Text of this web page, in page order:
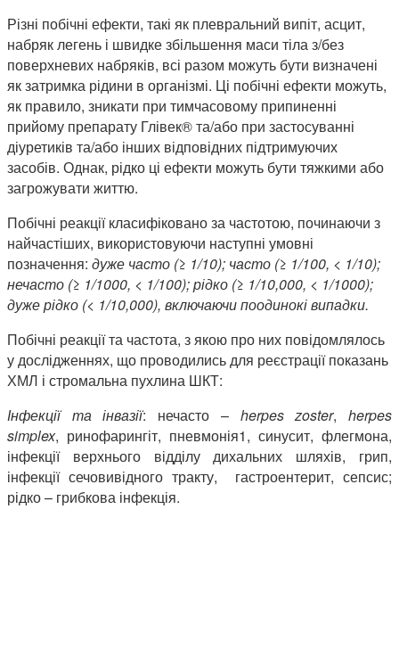
Різні побічні ефекти, такі як плевральний випіт, асцит,
набряк легень і швидке збільшення маси тіла з/без
поверхневих набряків, всі разом можуть бути визначені
як затримка рідини в організмі. Ці побічні ефекти можуть,
як правило, зникати при тимчасовому припиненні
прийому препарату Глівек® та/або при застосуванні
діуретиків та/або інших відповідних підтримуючих
засобів. Однак, рідко ці ефекти можуть бути тяжкими або
загрожувати життю.
Побічні реакції класифіковано за частотою, починаючи з
найчастіших, використовуючи наступні умовні
позначення: дуже часто (≥ 1/10); часто (≥ 1/100, < 1/10);
нечасто (≥ 1/1000, < 1/100); рідко (≥ 1/10,000, < 1/1000);
дуже рідко (< 1/10,000), включаючи поодинокі випадки.
Побічні реакції та частота, з якою про них повідомлялось
у дослідженнях, що проводились для реєстрації показань
ХМЛ і стромальна пухлина ШКТ:
Інфекції та інвазії: нечасто – herpes zoster,herpes
simplex, ринофарингіт, пневмонія1, синусит, флегмона,
інфекції верхнього відділу дихальних шляхів, грип,
інфекції сечовивідного тракту, гастроентерит, сепсис;
рідко – грибкова інфекція.